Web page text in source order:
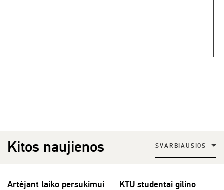
Kitos naujienos SVARBIAUSIOS
Artėjant laiko persukimui
KTU studentai gilino